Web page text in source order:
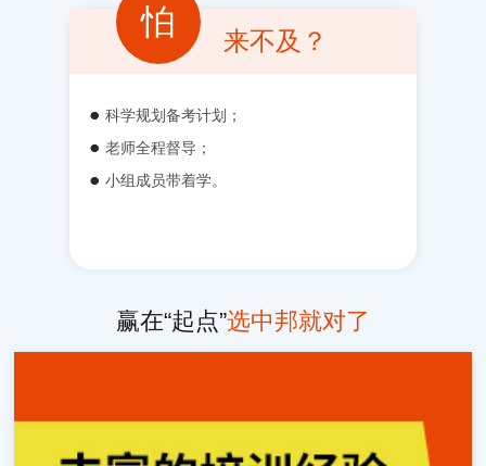
怕 来不及？
科学规划备考计划；
老师全程督导；
小组成员带着学。
赢在“起点”选中邦就对了